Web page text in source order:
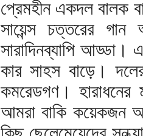
প্রেমহীন একদল বালক
সায়েন্স চত্তরের
সারাদিনব্যাপি
কার সাহস বাড়ে।
কমরেডগণ।
আমরা বাকি কয়েকজন